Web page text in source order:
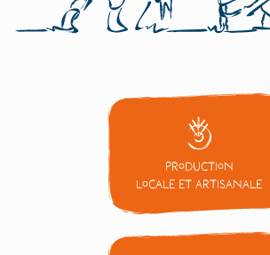
Production
locale et artisanale